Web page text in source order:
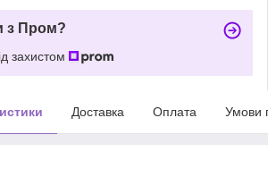
з Пром?
захистом
Доставка Оплата Умови